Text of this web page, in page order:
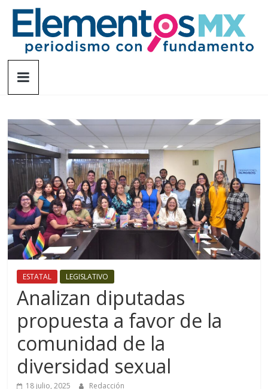
Saltar
contenido
Elementosmx
fundamento
ESTATAL LEGISLATIVO
Analizan diputadas
propuesta a favor de la
comunidad de la
diversidad sexual
18 julio, 2025 Redacción